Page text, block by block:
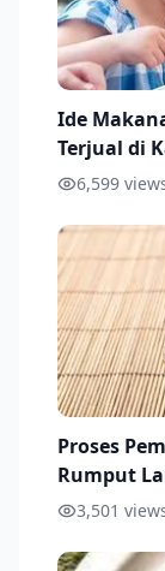
Ide
Terjual di
6,599
Proses
Rumput
3,501